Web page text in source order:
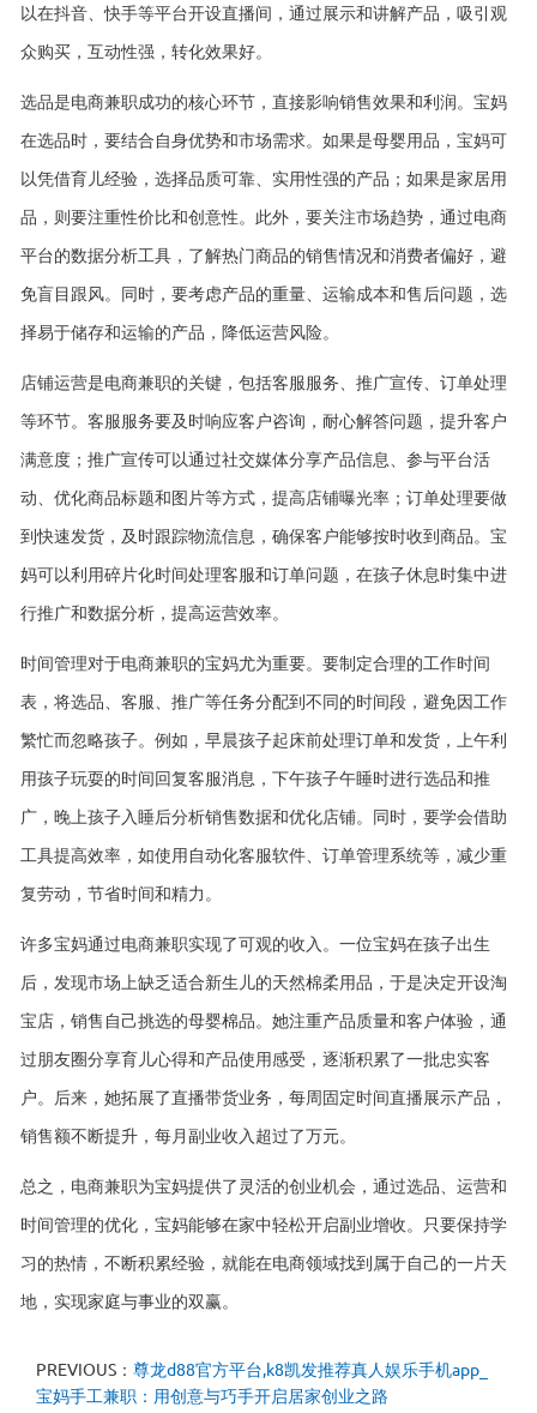
以在抖音、快手等平台开设直播间，通过展示和讲解产品，吸引观
众购买，互动性强，转化效果好。
选品是电商兼职成功的核心环节，直接影响销售效果和利润。宝妈
在选品时，要结合自身优势和市场需求。如果是母婴用品，宝妈可
以凭借育儿经验，选择品质可靠、实用性强的产品；如果是家居用
品，则要注重性价比和创意性。此外，要关注市场趋势，通过电商
平台的数据分析工具，了解热门商品的销售情况和消费者偏好，避
免盲目跟风。同时，要考虑产品的重量、运输成本和售后问题，选
择易于储存和运输的产品，降低运营风险。
店铺运营是电商兼职的关键，包括客服服务、推广宣传、订单处理
等环节。客服服务要及时响应客户咨询，耐心解答问题，提升客户
满意度；推广宣传可以通过社交媒体分享产品信息、参与平台活
动、优化商品标题和图片等方式，提高店铺曝光率；订单处理要做
到快速发货，及时跟踪物流信息，确保客户能够按时收到商品。宝
妈可以利用碎片化时间处理客服和订单问题，在孩子休息时集中进
行推广和数据分析，提高运营效率。
时间管理对于电商兼职的宝妈尤为重要。要制定合理的工作时间
表，将选品、客服、推广等任务分配到不同的时间段，避免因工作
繁忙而忽略孩子。例如，早晨孩子起床前处理订单和发货，上午利
用孩子玩耍的时间回复客服消息，下午孩子午睡时进行选品和推
广，晚上孩子入睡后分析销售数据和优化店铺。同时，要学会借助
工具提高效率，如使用自动化客服软件、订单管理系统等，减少重
复劳动，节省时间和精力。
许多宝妈通过电商兼职实现了可观的收入。一位宝妈在孩子出生
后，发现市场上缺乏适合新生儿的天然棉柔用品，于是决定开设淘
宝店，销售自己挑选的母婴棉品。她注重产品质量和客户体验，通
过朋友圈分享育儿心得和产品使用感受，逐渐积累了一批忠实客
户。后来，她拓展了直播带货业务，每周固定时间直播展示产品，
销售额不断提升，每月副业收入超过了万元。
总之，电商兼职为宝妈提供了灵活的创业机会，通过选品、运营和
时间管理的优化，宝妈能够在家中轻松开启副业增收。只要保持学
习的热情，不断积累经验，就能在电商领域找到属于自己的一片天
地，实现家庭与事业的双赢。
PREVIOUS： 尊龙d88官方平台,k8凯发推荐真人娱乐手机app_
宝妈手工兼职：用创意与巧手开启居家创业之路